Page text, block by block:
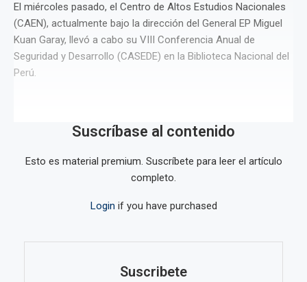
El miércoles pasado, el Centro de Altos Estudios Nacionales
(CAEN), actualmente bajo la dirección del General EP Miguel
Kuan Garay, llevó a cabo su VIII Conferencia Anual de
Seguridad y Desarrollo (CASEDE) en la Biblioteca Nacional del
Perú.
Suscríbase al contenido
Esto es material premium. Suscríbete para leer el artículo
completo.
Login if you have purchased
Suscribete